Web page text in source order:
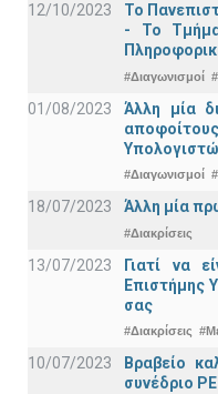
12/10/2023
Το
- Το
#Διαγωνισμοί
01/08/2023
Άλλη μία
#Διαγωνισμοί
18/07/2023 Άλλη μία
#Διακρίσεις
13/07/2023
Γιατί να
Επιστήμης
σας
#Διακρίσεις
10/07/2023
Βραβείο
συνέδριο